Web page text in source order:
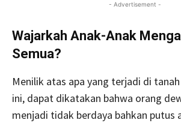
- Advertisement -
Wajarkah Anak-Anak
Semua?
Menilik atas apa yang terjadi di
ini, dapat dikatakan bahwa orang
menjadi tidak berdaya bahkan putus